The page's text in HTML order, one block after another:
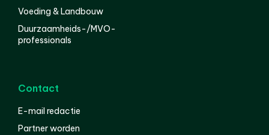
Voeding & Landbouw
Duurzaamheids-/MVO-
professionals
Contact
E-mail redactie
Partner worden